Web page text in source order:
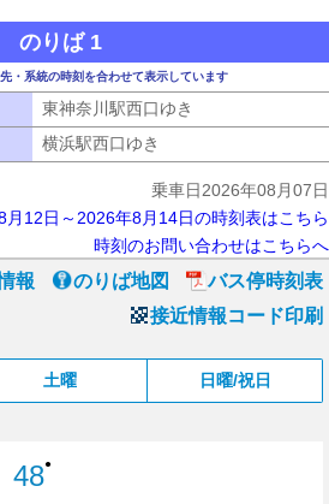
のりば 1
・系統の時刻を合わせて表示しています
東神奈川駅西口ゆき
横浜駅西口ゆき
乗車日2026年08月07日
月12日～2026年8月14日の時刻表はこちら
時刻のお問い合わせはこちらへ
報 のりば地図
バス停時刻表
接近情報コード印刷
土曜 日曜/祝日
48●